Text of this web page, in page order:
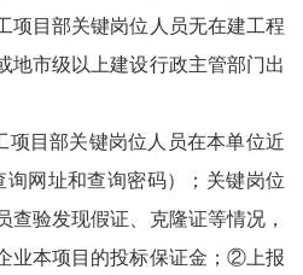
项目部关键岗位人员无在建工程
地市级以上建设行政主管部门出
项目部关键岗位人员在本单位近
网址和查询密码）；关键岗位
查验发现假证、克隆证等情况，
业本项目的投标保证金；②上报